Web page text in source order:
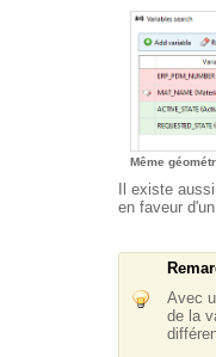
Même
Il existe
en faveur
Avec
de la